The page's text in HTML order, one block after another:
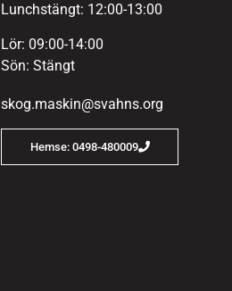
Lunchstängt: 12:00-13:00
Lör: 09:00-14:00
Sön: Stängt
skog.maskin@svahns.org
Hemse: 0498-480009